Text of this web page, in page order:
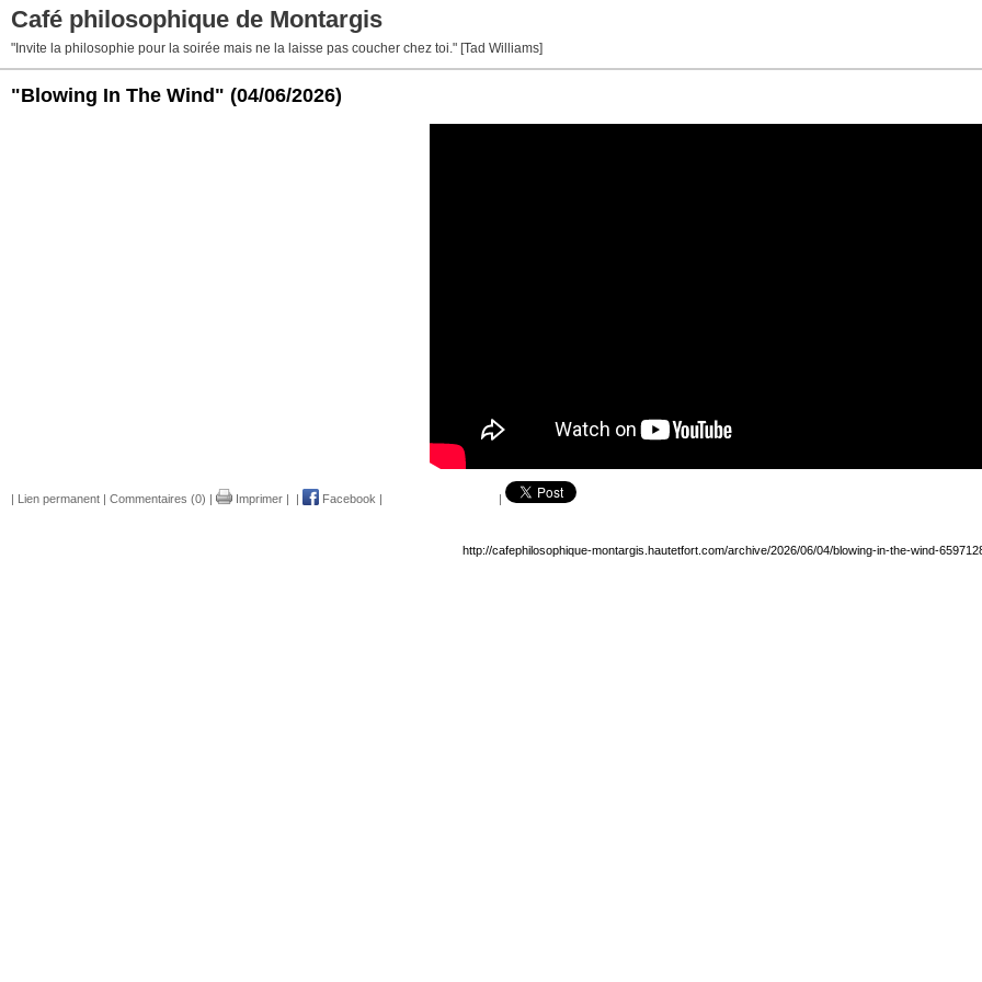
Café philosophique de Montargis
"Invite la philosophie pour la soirée mais ne la laisse pas coucher chez toi." [Tad Williams]
"Blowing In The Wind" (04/06/2026)
| Lien permanent | Commentaires (0) | Imprimer | | Facebook | |
http://cafephilosophique-montargis.hautetfort.com/archive/2026/06/04/blowing-in-the-wind-